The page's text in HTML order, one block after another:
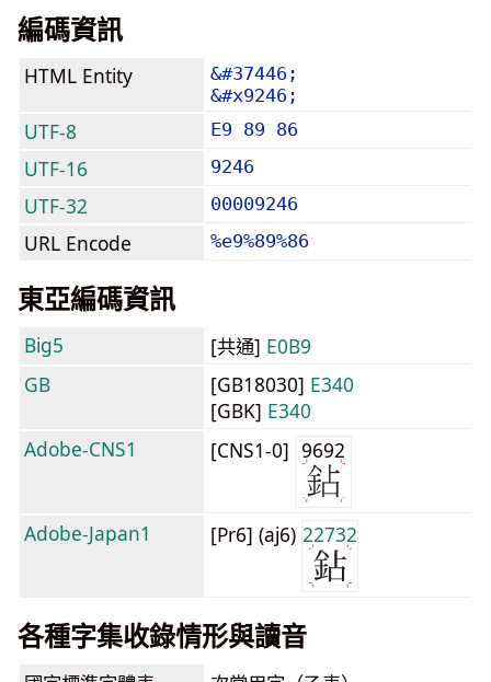
編碼資訊
HTML Entity
&#37446;
&#x9246;
UTF-8 E9 89 86
UTF-16 9246
UTF-32 00009246
URL Encode %e9%89%86
東亞編碼資訊
Big5 [共通] E0B9
GB
[GB18030] E340
[GBK] E340
Adobe-CNS1
[CNS1-0] 9692
Adobe-Japan1 [Pr6] (aj6) 22732
各種字集收錄情形與讀音